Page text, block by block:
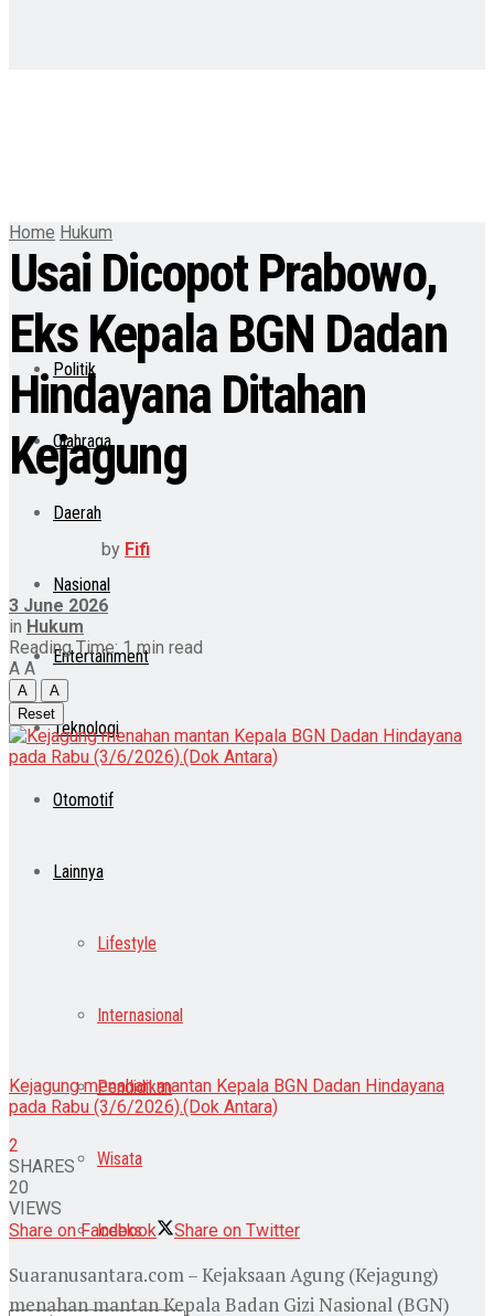
Politik
Olahraga
Daerah
Nasional
Entertainment
Teknologi
Otomotif
Lainnya
Lifestyle
Internasional
Pendidikan
Wisata
Indeks
Home Hukum
Usai Dicopot Prabowo,
Eks Kepala BGN Dadan
Hindayana Ditahan
Kejagung
by Fifi
3 June 2026
in Hukum
Reading Time: 1 min read
A A
A
A
Reset
Kejagung menahan mantan Kepala BGN Dadan Hindayana
pada Rabu (3/6/2026).(Dok Antara)
2
SHARES
20
VIEWS
Share on Facebook
Share on Twitter
Suaranusantara.com – Kejaksaan Agung (Kejagung)
menahan mantan Kepala Badan Gizi Nasional (BGN)